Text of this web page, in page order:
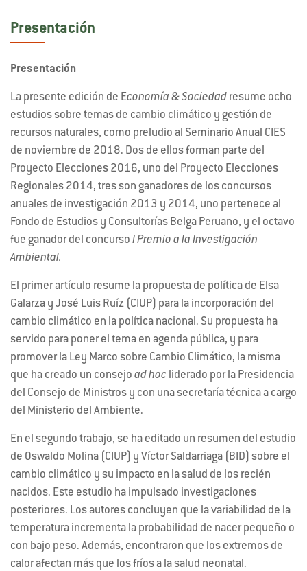
Presentación
Presentación
La presente edición de Economía & Sociedad resume ocho
estudios sobre temas de cambio climático y gestión de
recursos naturales, como preludio al Seminario Anual CIES
de noviembre de 2018. Dos de ellos forman parte del
Proyecto Elecciones 2016, uno del Proyecto Elecciones
Regionales 2014, tres son ganadores de los concursos
anuales de investigación 2013 y 2014, uno pertenece al
Fondo de Estudios y Consultorías Belga Peruano, y el octavo
fue ganador del concurso I Premio a la Investigación
Ambiental.
El primer artículo resume la propuesta de política de Elsa
Galarza y José Luis Ruíz (CIUP) para la incorporación del
cambio climático en la política nacional. Su propuesta ha
servido para poner el tema en agenda pública, y para
promover la Ley Marco sobre Cambio Climático, la misma
que ha creado un consejo ad hoc liderado por la Presidencia
del Consejo de Ministros y con una secretaría técnica a cargo
del Ministerio del Ambiente.
En el segundo trabajo, se ha editado un resumen del estudio
de Oswaldo Molina (CIUP) y Víctor Saldarriaga (BID) sobre el
cambio climático y su impacto en la salud de los recién
nacidos. Este estudio ha impulsado investigaciones
posteriores. Los autores concluyen que la variabilidad de la
temperatura incrementa la probabilidad de nacer pequeño o
con bajo peso. Además, encontraron que los extremos de
calor afectan más que los fríos a la salud neonatal.